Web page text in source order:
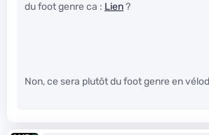
du foot genre ca : Lien?
Non, ce sera plutôt du foot genre en